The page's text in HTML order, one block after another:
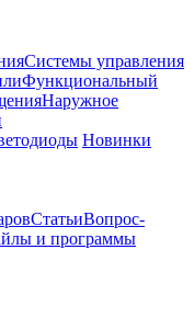
Системы управления
Функциональный
Наружное
Новинки
СтатьиВопрос-
и программы